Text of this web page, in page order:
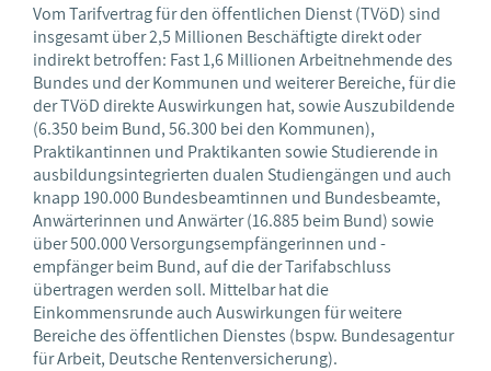
Vom Tarifvertrag für den öffentlichen Dienst (TVöD) sind
insgesamt über 2,5 Millionen Beschäftigte direkt oder
indirekt betroffen: Fast 1,6 Millionen Arbeitnehmende des
Bundes und der Kommunen und weiterer Bereiche, für die
der TVöD direkte Auswirkungen hat, sowie Auszubildende
(6.350 beim Bund, 56.300 bei den Kommunen),
Praktikantinnen und Praktikanten sowie Studierende in
ausbildungsintegrierten dualen Studiengängen und auch
knapp 190.000 Bundesbeamtinnen und Bundesbeamte,
Anwärterinnen und Anwärter (16.885 beim Bund) sowie
über 500.000 Versorgungsempfängerinnen und -
empfänger beim Bund, auf die der Tarifabschluss
übertragen werden soll. Mittelbar hat die
Einkommensrunde auch Auswirkungen für weitere
Bereiche des öffentlichen Dienstes (bspw. Bundesagentur
für Arbeit, Deutsche Rentenversicherung).